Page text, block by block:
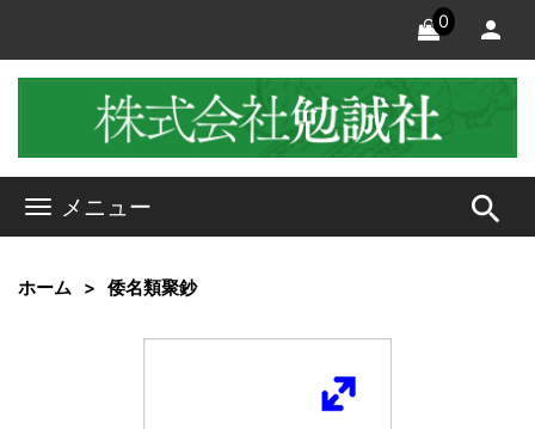
0
メニュー search
ホーム 倭名類聚鈔